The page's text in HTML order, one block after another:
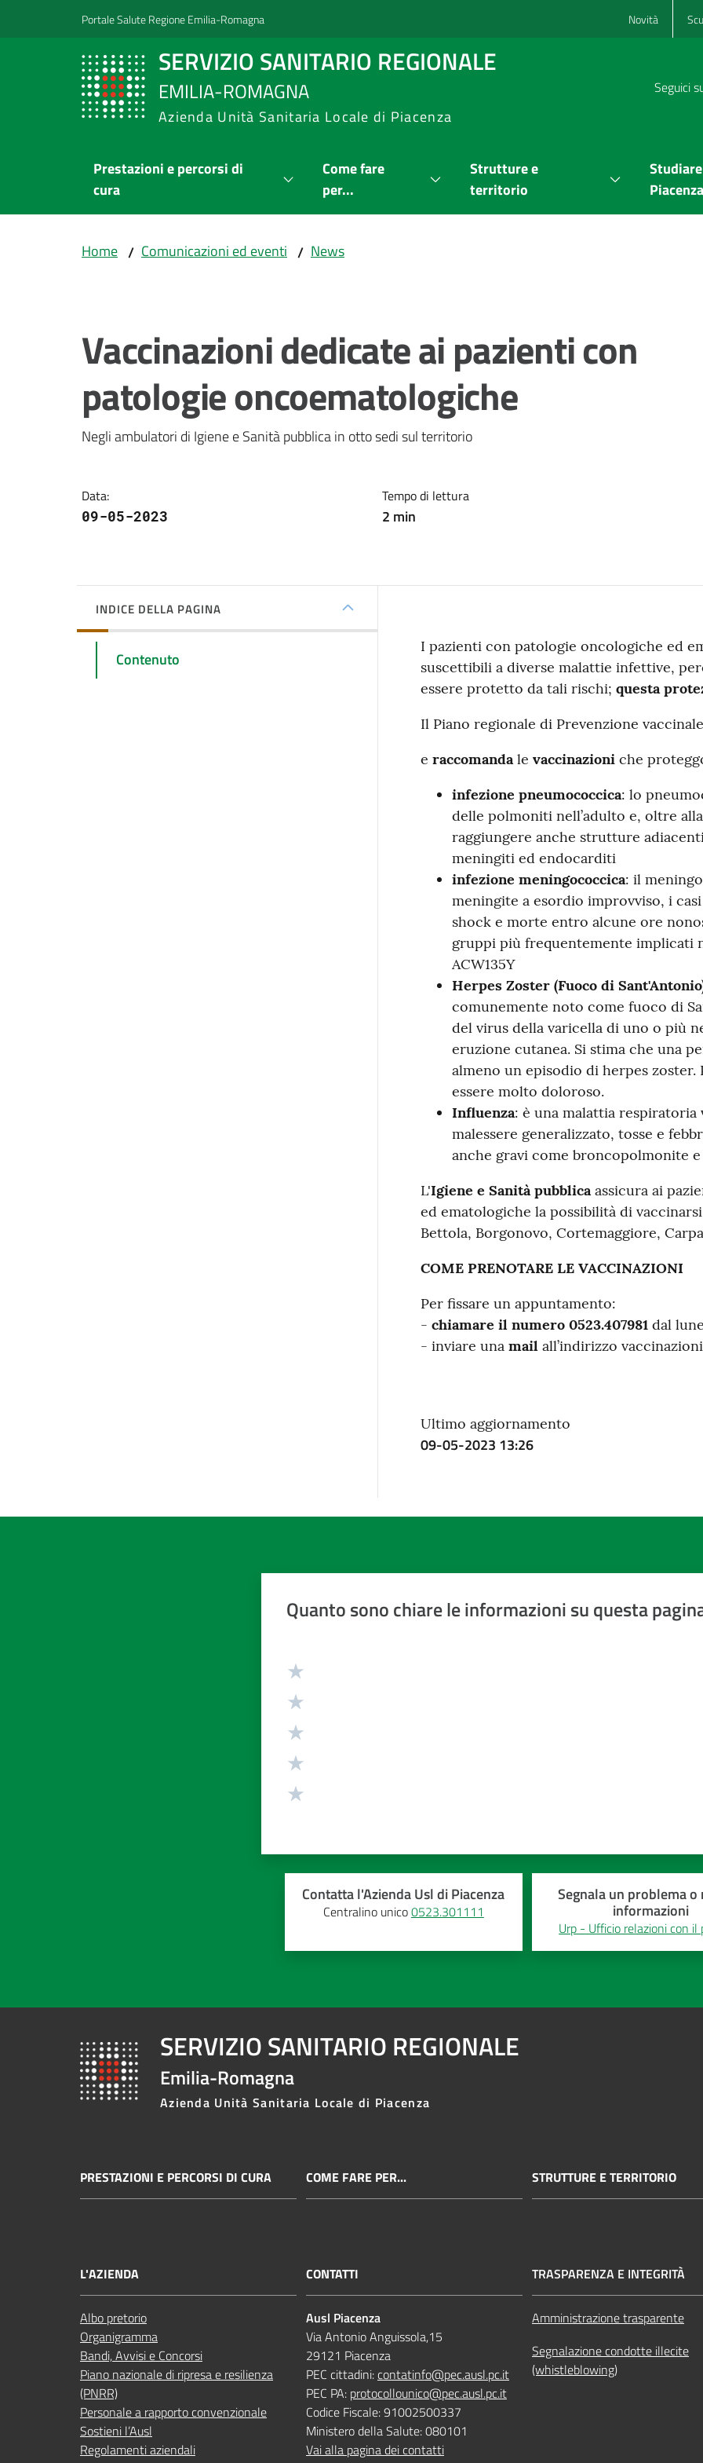
Vai al contenuto
Vai alla navigazionePortale Salute Regione Emilia-Romagna Novità
SERVIZIO SANITARIO REGIONALE
EMILIA-ROMAGNA
Azienda Unità Sanitaria Locale di Piacenza
Seguici
Prestazioni e percorsi di
cura
Come fare
per...
Strutture e
territorio
Piacenza
Home / Comunicazioni ed eventi / News
Vaccinazioni dedicate ai pazienti con
patologie oncoematologiche
Negli ambulatori di Igiene e Sanità pubblica in otto sedi sul territorio
Data:
09-05-2023
Tempo di lettura
2 min
INDICE DELLA PAGINA
Contenuto
I pazienti con patologie oncologiche ed
suscettibili a diverse malattie infettive,
essere protetto da tali rischi; questa
Il Piano regionale di Prevenzione
e raccomandale vaccinazioniche
infezione pneumococcica: lo
delle polmoniti nell’adulto e, oltre
raggiungere anche strutture
meningiti ed endocarditi
infezione meningococcica: il
meningite a esordio improvviso, i
shock e morte entro alcune ore
gruppi più frequentemente implicati
ACW135Y
Herpes Zoster (Fuoco di
comunemente noto come fuoco di
del virus della varicella di uno o più
eruzione cutanea. Si stima che una
almeno un episodio di herpes
essere molto doloroso.
Influenza: è una malattia
malessere generalizzato, tosse e
anche gravi come broncopolmonite
L'Igiene e Sanità pubblicaassicura ai
ed ematologiche la possibilità di
Bettola, Borgonovo, Cortemaggiore,
COME PRENOTARE LE VACCINAZIONI
Per fissare un appuntamento:
- chiamare il numero 0523.407981dal
- inviare una mailall’indirizzo
Ultimo aggiornamento
09-05-2023 13:26
Quanto sono chiare le informazioni su questa
Contatta l'Azienda Usl di Piacenza
Centralino unico0523.301111
Segnala un problema o
informazioni
Urp - Ufficio relazioni con il
SERVIZIO SANITARIO REGIONALE
Emilia-Romagna
Azienda Unità Sanitaria Locale di Piacenza
PRESTAZIONI E PERCORSI DI CURA COME FARE PER... STRUTTURE E TERRITORIO
L'AZIENDA
Albo pretorio
Organigramma
Bandi, Avvisi e Concorsi
Piano nazionale di ripresa e resilienza
(PNRR)
Personale a rapporto convenzionale
Sostieni l’Ausl
Regolamenti aziendali
CONTATTI
Ausl Piacenza
Via Antonio Anguissola,15
29121 Piacenza
PEC cittadini:contatinfo@pec.ausl.pc.it
PEC PA: protocollounico@pec.ausl.pc.it
Codice Fiscale: 91002500337
Ministero della Salute: 080101
Vai alla pagina dei contatti
TRASPARENZA E INTEGRITÀ
Amministrazione trasparente
Segnalazione condotte illecite
(whistleblowing)